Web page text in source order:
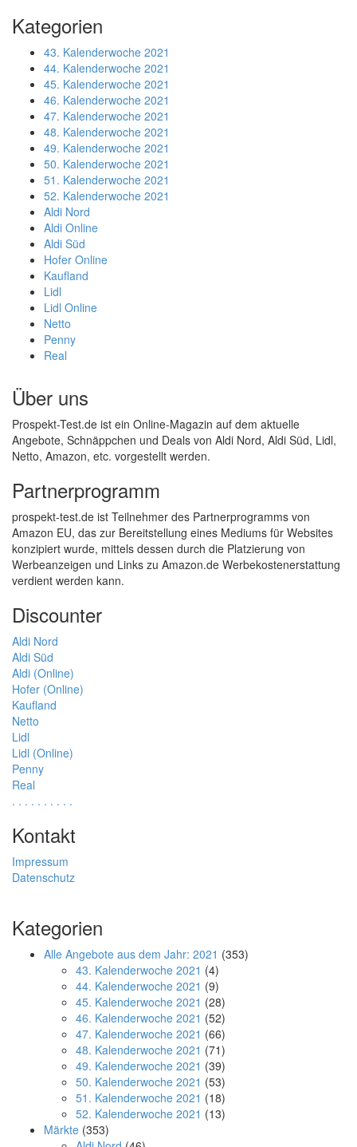
Kategorien
43. Kalenderwoche 2021
44. Kalenderwoche 2021
45. Kalenderwoche 2021
46. Kalenderwoche 2021
47. Kalenderwoche 2021
48. Kalenderwoche 2021
49. Kalenderwoche 2021
50. Kalenderwoche 2021
51. Kalenderwoche 2021
52. Kalenderwoche 2021
Aldi Nord
Aldi Online
Aldi Süd
Hofer Online
Kaufland
Lidl
Lidl Online
Netto
Penny
Real
Über uns
Prospekt-Test.de ist ein Online-Magazin auf dem aktuelle
Angebote, Schnäppchen und Deals von Aldi Nord, Aldi Süd, Lidl,
Netto, Amazon, etc. vorgestellt werden.
Partnerprogramm
prospekt-test.de ist Teilnehmer des Partnerprogramms von
Amazon EU, das zur Bereitstellung eines Mediums für Websites
konzipiert wurde, mittels dessen durch die Platzierung von
Werbeanzeigen und Links zu Amazon.de Werbekostenerstattung
verdient werden kann.
Discounter
Aldi Nord
Aldi Süd
Aldi (Online)
Hofer (Online)
Kaufland
Netto
Lidl
Lidl (Online)
Penny
Real
. . . . . . . . . .
Kontakt
Impressum
Datenschutz
Kategorien
Alle Angebote aus dem Jahr: 2021 (353)
43. Kalenderwoche 2021 (4)
44. Kalenderwoche 2021 (9)
45. Kalenderwoche 2021 (28)
46. Kalenderwoche 2021 (52)
47. Kalenderwoche 2021 (66)
48. Kalenderwoche 2021 (71)
49. Kalenderwoche 2021 (39)
50. Kalenderwoche 2021 (53)
51. Kalenderwoche 2021 (18)
52. Kalenderwoche 2021 (13)
Märkte (353)